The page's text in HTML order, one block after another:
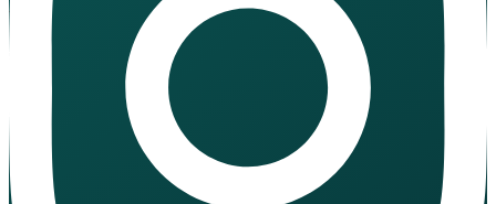
Threads